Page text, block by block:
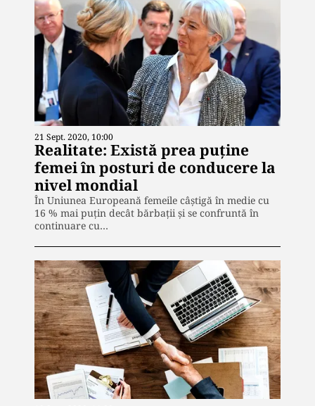
21 Sept. 2020, 10:00
Realitate: Există prea puţine
femei în posturi de conducere la
nivel mondial
În Uniunea Europeană femeile câștigă în medie cu
16 % mai puțin decât bărbații și se confruntă în
continuare cu…